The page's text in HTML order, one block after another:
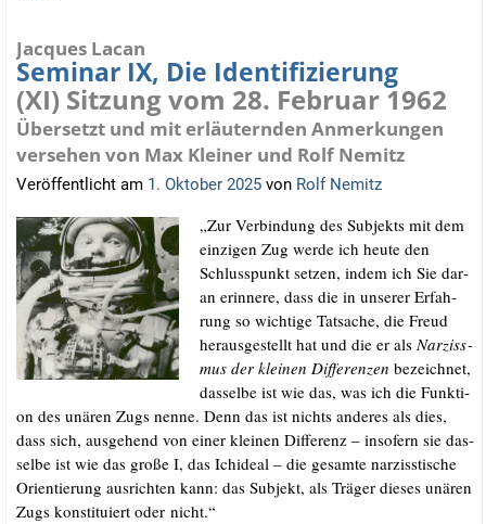
Jacques Lacan
Seminar IX, Die Identifizierung
(XI) Sitzung vom 28. Februar 1962
Übersetzt und mit erläuternden Anmerkungen
versehen von Max Kleiner und Rolf Nemitz
Veröffentlicht am 1. Oktober 2025 von Rolf Nemitz
„Zur Ver­bin­dung des Sub­jekts mit dem
ein­zi­gen Zug wer­de ich heu­te den
Schluss­punkt set­zen, indem ich Sie dar­
an erin­ne­re, dass die in unse­rer Erfah­
rung so wich­ti­ge Tat­sa­che, die Freud
her­aus­ge­stellt hat und die er alsNar­ziss­
mus der klei­nen Dif­fe­ren­zen bezeich­net,
das­sel­be ist wie das, was ich die Funk­ti­
on des unä­ren Zugs nen­ne. Denn das ist nichts ande­res als dies,
dass sich, aus­ge­hend von einer klei­nen Dif­fe­renz – inso­fern sie das­
sel­be ist wie das gro­ße I, das Ichide­al – die gesam­te nar­ziss­ti­sche
Ori­en­tie­rung aus­rich­ten kann: das Sub­jekt, als Trä­ger die­ses unä­ren
Zugs kon­sti­tu­iert oder nicht.“